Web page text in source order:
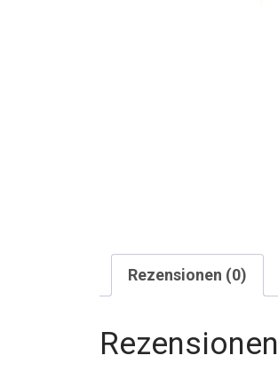
Rezensionen (0)
Rezensionen